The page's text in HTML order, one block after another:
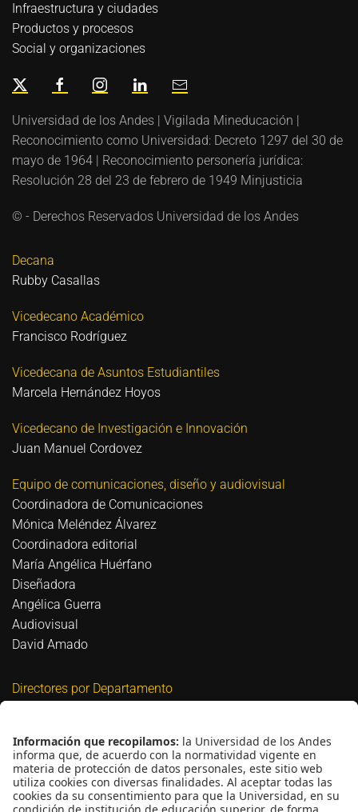
Infraestructura y ciudades
Productos y procesos
Social y organizaciones
Universidad de los Andes | Vigilada Mineducación |
Reconocimiento como Universidad: Decreto 1297 del 30 de
mayo de 1964 | Reconocimiento personería jurídica:
Resolución 28 del 23 de febrero de 1949 Minjusticia
© - Derechos Reservados Universidad de los Andes
Decana
Rubby Casallas
Vicedecano Académico
Francisco Rodríguez
Vicedecana de Asuntos Estudiantiles
Marcela Hernández Hoyos
Vicedecano de Investigación e Innovación
Juan Manuel Cordovez
Equipo de comunicaciones, diseño y audiovisual
Coordinadora de Comunicaciones
Mónica Meléndez Álvarez
Coordinadora editorial
María Angélica Huérfano
Diseñadora
Angélica Guerra
Audiovisual
David Amado
Directores por Departamento
Civil y Ambiental
Nicolás Estrada Mejía